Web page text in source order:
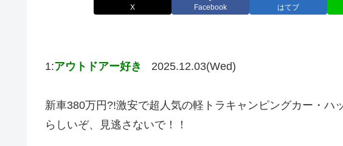
X Facebook はてブ
1:アウトドアー好き 2025.12.03(Wed)
新車380万円?!激安で超人気の軽トラキャンピングカー・ハ
らしいぞ、見逃さないで！！